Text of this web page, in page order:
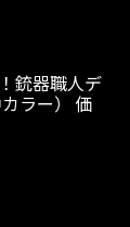
銃器職人デ
ラー） 価